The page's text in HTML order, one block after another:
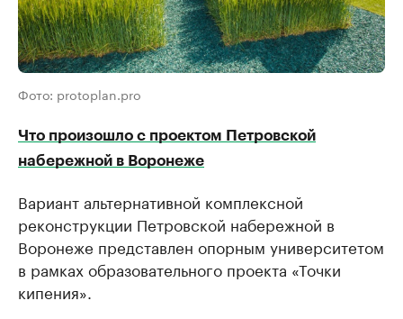
Фото: protoplan.pro
Что произошло с проектом Петровской
набережной в Воронеже
Вариант альтернативной комплексной
реконструкции Петровской набережной в
Воронеже представлен опорным университетом
в рамках образовательного проекта «Точки
кипения».